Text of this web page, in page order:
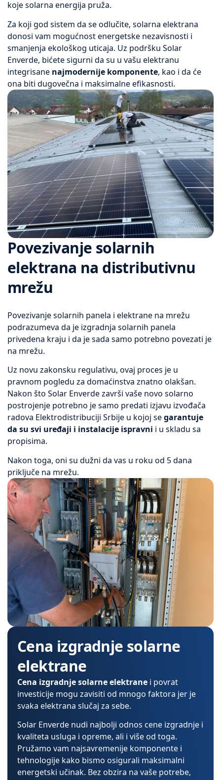
koje solarna energija pruža.
Za koji god sistem da se odlučite, solarna elektrana
donosi vam mogućnost energetske nezavisnosti i
smanjenja ekološkog uticaja. Uz podršku Solar
Enverde, bićete sigurni da su u vašu elektranu
integrisane najmodernije komponente, kao i da će
ona biti dugovečna i maksimalne efikasnosti.
Povezivanje solarnih
elektrana na distributivnu
mrežu
Povezivanje solarnih panela i elektrane na mrežu
podrazumeva da je izgradnja solarnih panela
privedena kraju i da je sada samo potrebno povezati je
na mrežu.
Uz novu zakonsku regulativu, ovaj proces je u
pravnom pogledu za domaćinstva znatno olakšan.
Nakon što Solar Enverde završi vaše novo solarno
postrojenje potrebno je samo predati izjavu izvođača
radova Elektrodistribuciji Srbije u kojoj segarantuje
da su svi uređaji i instalacije ispravni i u skladu sa
propisima.
Nakon toga, oni su dužni da vas u roku od 5 dana
priključe na mrežu.
Cena izgradnje solarne
elektrane
Cena izgradnje solarne elektrane i povrat
investicije mogu zavisiti od mnogo faktora jer je
svaka elektrana slučaj za sebe.
Solar Enverde nudi najbolji odnos cene izgradnje i
kvaliteta usluga i opreme, ali i više od toga.
Pružamo vam najsavremenije komponente i
tehnologije kako bismo osigurali maksimalni
energetski učinak. Bez obzira na vaše potrebe,